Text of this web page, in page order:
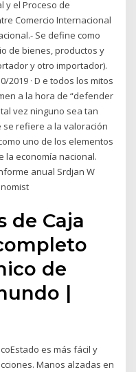
y el Proceso de
Comercio Internacional
Se define como
de bienes, productos y
y otro importador).
2019 · D e todos los mitos
a la hora de “defender
vez ninguno sea tan
se refiere a la valoración
uno de los elementos
la economía nacional.
anual Srdjan W
de Caja
de
|
es más fácil y
Manos alzadas en